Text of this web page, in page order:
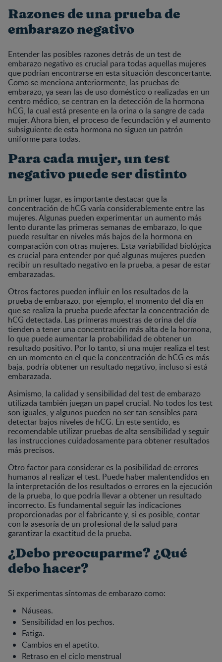
Razones de una prueba de
embarazo negativo
Entender las posibles razones detrás de un test de
embarazo negativo es crucial para todas aquellas mujeres
que podrían encontrarse en esta situación desconcertante.
Como se menciona anteriormente, las pruebas de
embarazo, ya sean las de uso doméstico o realizadas en un
centro médico, se centran en la detección de la hormona
hCG, la cual está presente en la orina o la sangre de cada
mujer. Ahora bien, el proceso de fecundación y el aumento
subsiguiente de esta hormona no siguen un patrón
uniforme para todas.
Para cada mujer, un test
negativo puede ser distinto
En primer lugar, es importante destacar que la
concentración de hCG varía considerablemente entre las
mujeres. Algunas pueden experimentar un aumento más
lento durante las primeras semanas de embarazo, lo que
puede resultar en niveles más bajos de la hormona en
comparación con otras mujeres. Esta variabilidad biológica
es crucial para entender por qué algunas mujeres pueden
recibir un resultado negativo en la prueba, a pesar de estar
embarazadas.
Otros factores pueden influir en los resultados de la
prueba de embarazo, por ejemplo, el momento del día en
que se realiza la prueba puede afectar la concentración de
hCG detectada. Las primeras muestras de orina del día
tienden a tener una concentración más alta de la hormona,
lo que puede aumentar la probabilidad de obtener un
resultado positivo. Por lo tanto, si una mujer realiza el test
en un momento en el que la concentración de hCG es más
baja, podría obtener un resultado negativo, incluso si está
embarazada.
Asimismo, la calidad y sensibilidad del test de embarazo
utilizada también juegan un papel crucial. No todos los test
son iguales, y algunos pueden no ser tan sensibles para
detectar bajos niveles de hCG. En este sentido, es
recomendable utilizar pruebas de alta sensibilidad y seguir
las instrucciones cuidadosamente para obtener resultados
más precisos.
Otro factor para considerar es la posibilidad de errores
humanos al realizar el test. Puede haber malentendidos en
la interpretación de los resultados o errores en la ejecución
de la prueba, lo que podría llevar a obtener un resultado
incorrecto. Es fundamental seguir las indicaciones
proporcionadas por el fabricante y, si es posible, contar
con la asesoría de un profesional de la salud para
garantizar la exactitud de la prueba.
¿Debo preocuparme? ¿Qué
debo hacer?
Si experimentas síntomas de embarazo como:
Náuseas.
Sensibilidad en los pechos.
Fatiga.
Cambios en el apetito.
Retraso en el ciclo menstrual